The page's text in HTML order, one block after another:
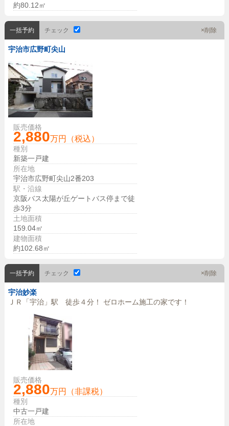
約80.12㎡
一括予約 チェック ×削除
宇治市広野町尖山
販売価格
2,880万円（税込）
種別
新築一戸建
所在地
宇治市広野町尖山2番203
駅・沿線
京阪バス太陽が丘ゲートバス停まで徒
歩3分
土地面積
159.04㎡
建物面積
約102.68㎡
一括予約 チェック ×削除
宇治妙楽
ＪＲ「宇治」駅 徒歩４分！ ゼロホーム施工の家です！
販売価格
2,880万円（非課税）
種別
中古一戸建
所在地